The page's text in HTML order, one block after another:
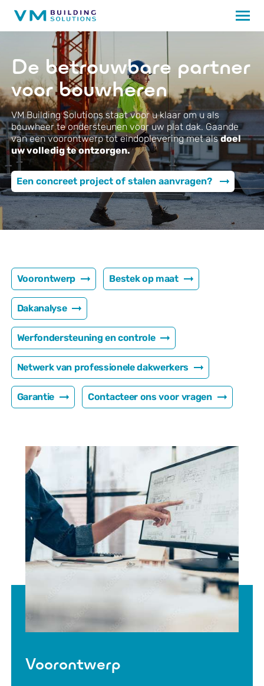
De betrouwbare partner
voor bouwheren
VM Building Solutions staat voor u klaar om u als
bouwheer te ondersteunen voor uw plat dak. Gaande
van een voorontwerp tot eindoplevering met alsdoel
uw volledig te ontzorgen.
Een concreet project of stalen aanvragen?
Voorontwerp Bestek op maat
Dakanalyse
Werfondersteuning en controle
Netwerk van professionele dakwerkers
Garantie Contacteer ons voor vragen
Voorontwerp